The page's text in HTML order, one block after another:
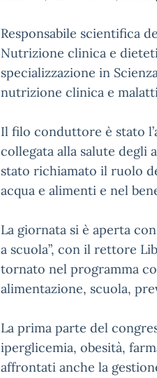
Responsabile scientifica
Nutrizione clinica e
specializzazione in
nutrizione clinica e
Il filo conduttore è stato
collegata alla salute degli
stato richiamato il ruolo
acqua e alimenti e nel
La giornata si è aperta
a scuola”, con il rettore
tornato nel programma
alimentazione, scuola,
La prima parte del
iperglicemia, obesità,
affrontati anche la